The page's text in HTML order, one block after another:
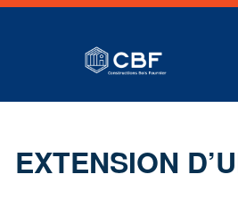
EXTENSION